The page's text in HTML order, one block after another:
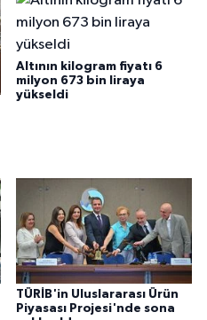
Altının kilogram fiyatı 6
milyon 673 bin liraya
yükseldi
TÜRİB'in Uluslararası Ürün
Piyasası Projesi'nde sona